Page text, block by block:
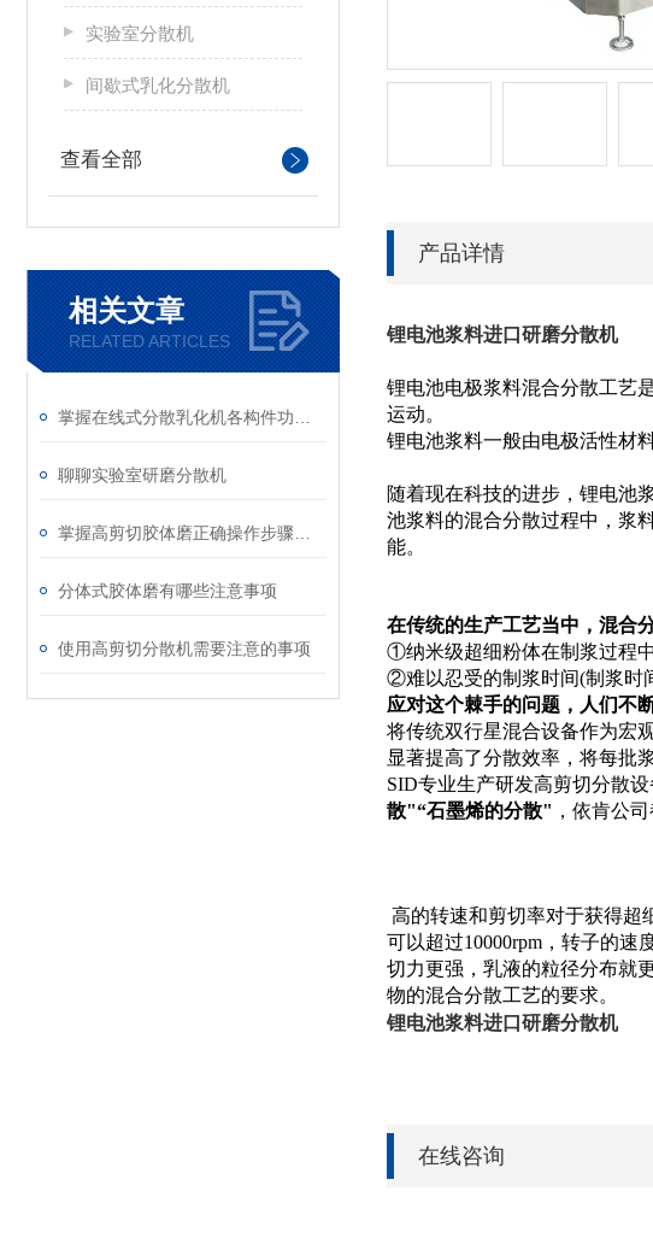
实验室分散机
间歇式乳化分散机
查看全部
相关文章
RELATED ARTICLES
聊聊实验室研磨分散机
分体式胶体磨有哪些注意事项
使用高剪切分散机需要注意的事项
产品详情
锂电池浆料进口研磨分散机
锂电池电极浆料混合分散工艺
运动。
锂电池浆料一般由电极活性材
随着现在科技的进步，锂电池
池浆料的混合分散过程中，浆
能。
在传统的生产工艺当中，混合
①纳米级超细粉体在制浆过程
②难以忍受的制浆时间(制浆时
应对这个棘手的问题，人们不
将传统双行星混合设备作为宏
显著提高了分散效率，将每批
SID专业生产研发高剪切分散
散"“石墨烯的分散" ，依肯公
高的转速和剪切率对于获得超
可以超过10000rpm，转子的
切力更强，乳液的粒径分布就
物的混合分散工艺的要求。
锂电池浆料进口研磨分散机
在线咨询